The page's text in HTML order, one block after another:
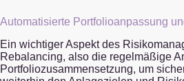
Automatisierte Portfolioanpassung
Ein wichtiger Aspekt des
Rebalancing, also die regelmäßige
Portfoliozusammensetzung, um